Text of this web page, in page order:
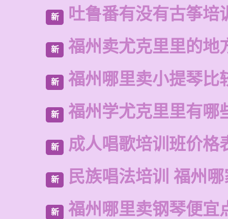
新 吐鲁番有没有古筝培
新 福州卖尤克里里的地
新 福州哪里卖小提琴比
新 福州学尤克里里有哪
新 成人唱歌培训班价格
新 民族唱法培训 福州
新 福州哪里卖钢琴便宜